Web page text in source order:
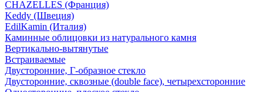
CHAZELLES (Франция)
Keddy (Швеция)
EdilKamin (Италия)
Каминные облицовки из натурального камня
Вертикально-вытянутые
Встраиваемые
Двусторонние, Г-образное стекло
Двусторонние, сквозные (double face), четырехсторонние